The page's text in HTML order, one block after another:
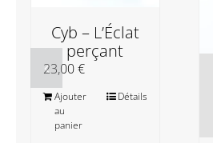
Cyb – L’Éclat
perçant
23,00€
Ajouter
au
panier
Détails